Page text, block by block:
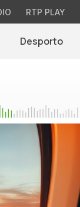
RTP PLAY
Desporto